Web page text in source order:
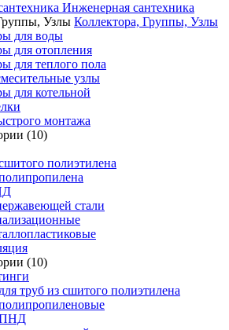
Инженерная сантехника
Коллектора, Группы, Узлы
для воды
для отопления
для теплого пола
узлы
для котельной
монтажа
(10)
полиэтилена
стали
(10)
труб из сшитого полиэтилена
ПНД